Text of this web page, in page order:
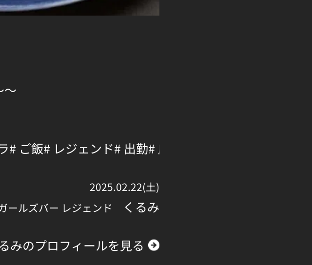
～
# ご飯# レジェンド# 出勤# 府中
2025.02.22(土)
ールズバー レジェンド
くるみ
みのプロフィールを見る